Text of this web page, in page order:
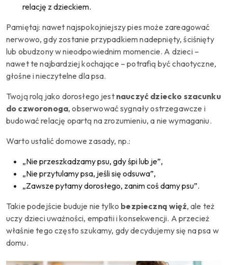
relację z dzieckiem.
Pamiętaj: nawet najspokojniejszy pies może zareagować
nerwowo, gdy zostanie przypadkiem nadepnięty, ściśnięty
lub obudzony w nieodpowiednim momencie. A dzieci –
nawet te najbardziej kochające – potrafią być chaotyczne,
głośne i nieczytelne dla psa.
Twoją rolą jako dorosłego jest nauczyć dziecko szacunku
do czworonoga, obserwować sygnały ostrzegawcze i
budować relację opartą na zrozumieniu, a nie wymaganiu.
Warto ustalić domowe zasady, np.:
„Nie przeszkadzamy psu, gdy śpi lub je”,
„Nie przytulamy psa, jeśli się odsuwa”,
„Zawsze pytamy dorosłego, zanim coś damy psu”.
Takie podejście buduje nie tylko bezpieczną więź, ale też
uczy dzieci uważności, empatii i konsekwencji. A przecież
właśnie tego często szukamy, gdy decydujemy się na psa w
domu.